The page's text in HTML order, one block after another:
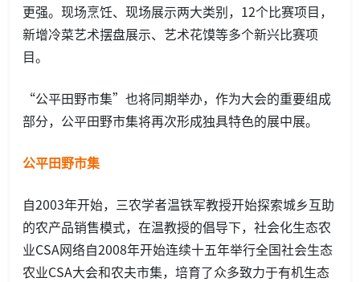
更强。现场烹饪、现场展示两大类别，12个比赛项目，
新增冷菜艺术摆盘展示、艺术花馍等多个新兴比赛项
目。
“公平田野市集”也将同期举办，作为大会的重要组成
部分，公平田野市集将再次形成独具特色的展中展。
公平田野市集
自2003年开始，三农学者温铁军教授开始探索城乡互助
的农产品销售模式，在温教授的倡导下，社会化生态农
业CSA网络自2008年开始连续十五年举行全国社会生态
农业CSA大会和农夫市集，培育了众多致力于有机生态